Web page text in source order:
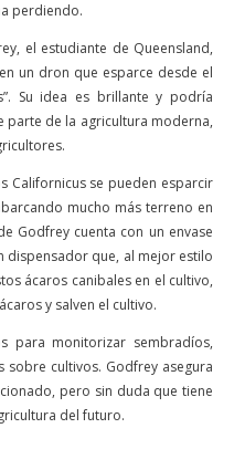
perdiendo.
el estudiante de Queensland,
un dron que esparce desde el
Su idea es brillante y podría
de la agricultura moderna,
Californicus se pueden esparcir
mucho más terreno en
Godfrey cuenta con un envase
dispensador que, al mejor estilo
ácaros canibales en el cultivo,
y salven el cultivo.
para monitorizar sembradíos,
cultivos. Godfrey asegura
pero sin duda que tiene
del futuro.